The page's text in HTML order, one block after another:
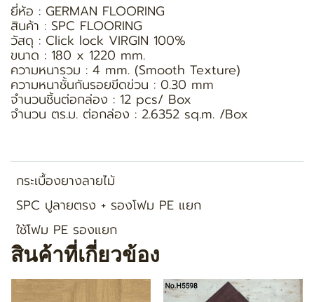
ยี่ห้อ : GERMAN FLOORING
สินค้า : SPC FLOORING
วัสดุ : Click lock VIRGIN 100%
ขนาด : 180 x 1220 mm.
ความหนารวม : 4 mm. (Smooth Texture)
ความหนาชั้นกันรอยขีดข่วน : 0.30 mm
จำนวนชิ้นต่อกล่อง : 12 pcs/ Box
จำนวน ตร.ม. ต่อกล่อง : 2.6352 sq.m. /Box
กระเบื้องยางลายไม้
SPC ปูลายตรง + รองโฟม PE แยก
ใช้โฟม PE รองแยก
สินค้าที่เกี่ยวข้อง